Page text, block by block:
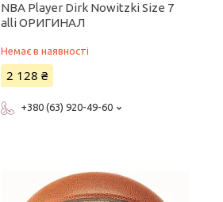
NBA Player Dirk Nowitzki Size 7
alli ОРИГИНАЛ
Немає в наявності
2 128 ₴
+380 (63) 920-49-60